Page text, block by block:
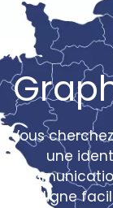
Vous
une
en ligne